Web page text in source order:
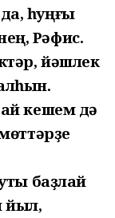
һуңғы
Рәфис.
йәшлек
кешем дә
баҙлай
йыл,